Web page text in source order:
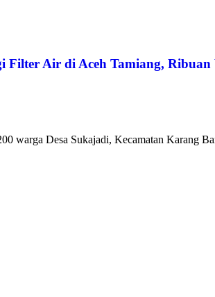
Filter Air di Aceh Tamiang,
warga Desa Sukajadi, Kecamatan Karang